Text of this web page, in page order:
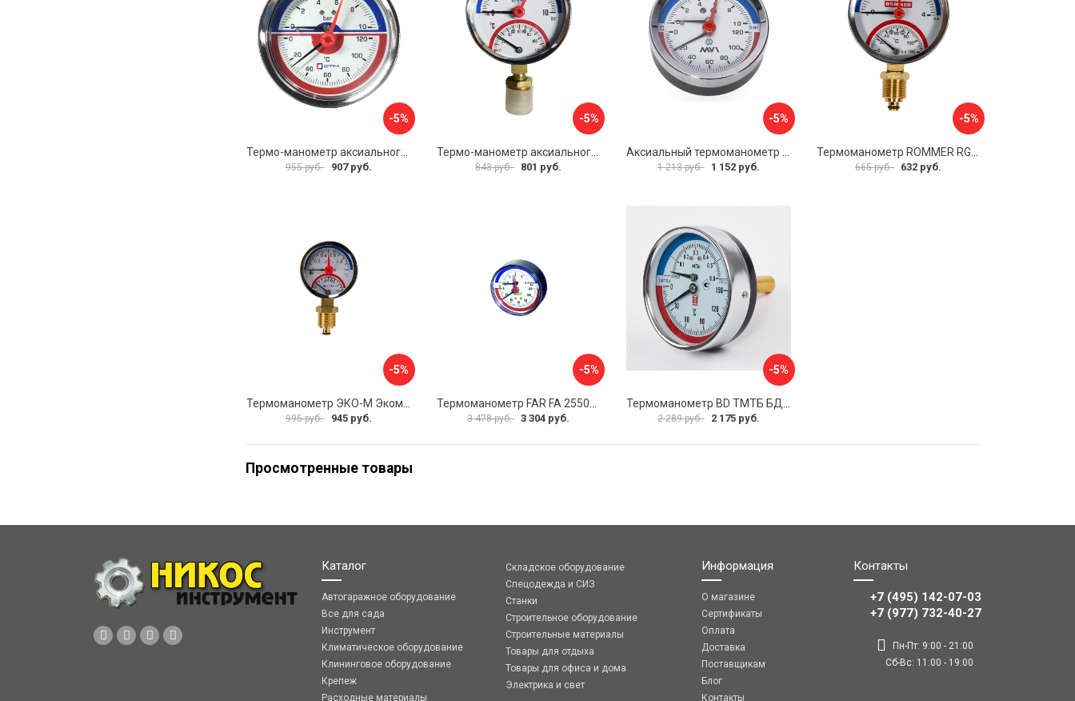
-5%
955 руб. 907 руб.
-5%
Термо-манометр аксиального подключения СТМ CTM14R10
843 руб. 801 руб.
-5%
1 213 руб. 1 152 руб.
-5%
665 руб. 632 руб.
-5%
995 руб. 945 руб.
-5%
3 478 руб. 3 304 руб.
-5%
2 289 руб. 2 175 руб.
Просмотренные товары
Каталог
Автогаражное оборудование
Все для сада
Инструмент
Климатическое оборудование
Клининговое оборудование
Крепеж
Расходные материалы
Складское оборудование
Спецодежда и СИЗ
Станки
Строительное оборудование
Строительные материалы
Товары для отдыха
Товары для офиса и дома
Электрика и свет
Информация
О магазине
Сертификаты
Оплата
Доставка
Поставщикам
Блог
Контакты
Контакты
+7 (495) 142-07-03
‎‎+7 (977) 732-40-27
Пн-Пт: 9:00 - 21:00
Сб-Вс: 11:00 - 19:00